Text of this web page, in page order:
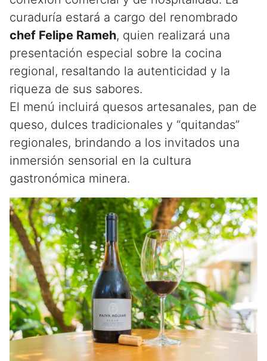
curaduría estará a cargo del renombrado
chef Felipe Rameh, quien realizará una
presentación especial sobre la cocina
regional, resaltando la autenticidad y la
riqueza de sus sabores.
El menú incluirá quesos artesanales, pan de
queso, dulces tradicionales y “quitandas”
regionales, brindando a los invitados una
inmersión sensorial en la cultura
gastronómica minera.